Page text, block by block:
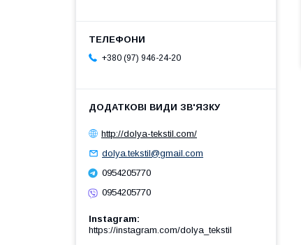
+380 (97) 946-24-20
http://dolya-tekstil.com/
dolya.tekstil@gmail.com
0954205770
0954205770
Instagram
https://instagram.com/dolya_tekstil